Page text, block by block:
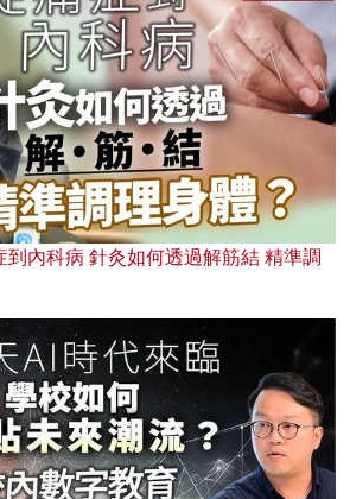
到內科病 針灸如何透過解筋結 精準調